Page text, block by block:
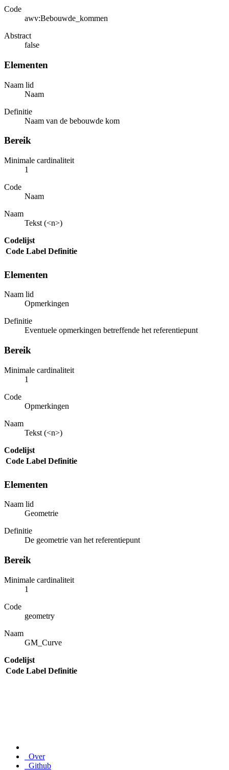
Code
awv:Bebouwde_kommen
Abstract
false
Elementen
Naam lid
Naam
Definitie
Naam van de bebouwde kom
Bereik
Minimale cardinaliteit
1
Code
Naam
Naam
Tekst (<n>)
Codelijst
Code Label Definitie
Elementen
Naam lid
Opmerkingen
Definitie
Eventuele opmerkingen betreffende het referentiepunt
Bereik
Minimale cardinaliteit
1
Code
Opmerkingen
Naam
Tekst (<n>)
Codelijst
Code Label Definitie
Elementen
Naam lid
Geometrie
Definitie
De geometrie van het referentiepunt
Bereik
Minimale cardinaliteit
1
Code
geometry
Naam
GM_Curve
Codelijst
Code Label Definitie
Over
Github